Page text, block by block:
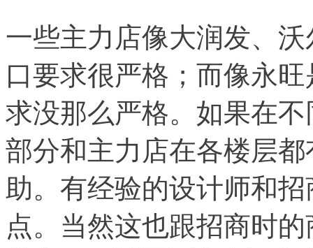
一些主力店像大润发、
口要求很严格；而像永
求没那么严格。如果在
部分和主力店在各楼层
助。有经验的设计师和
点。当然这也跟招商时